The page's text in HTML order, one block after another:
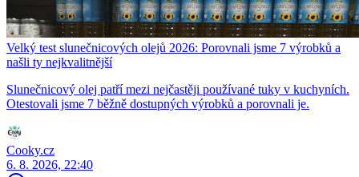
Velký test slunečnicových olejů 2026: Porovnali jsme 7 výrobků a
našli ty nejkvalitnější
Slunečnicový olej patří mezi nejčastěji používané tuky v kuchyních.
Otestovali jsme 7 běžně dostupných výrobků a porovnali je.
Cooky.cz
6. 8. 2026, 22:40